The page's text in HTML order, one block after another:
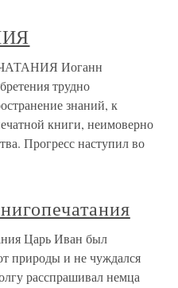
Иоганн
трудно
знаний, к
книги, неимоверно
Прогресс наступил во
Царь Иван был
природы и не чуждался
расспрашивал немца